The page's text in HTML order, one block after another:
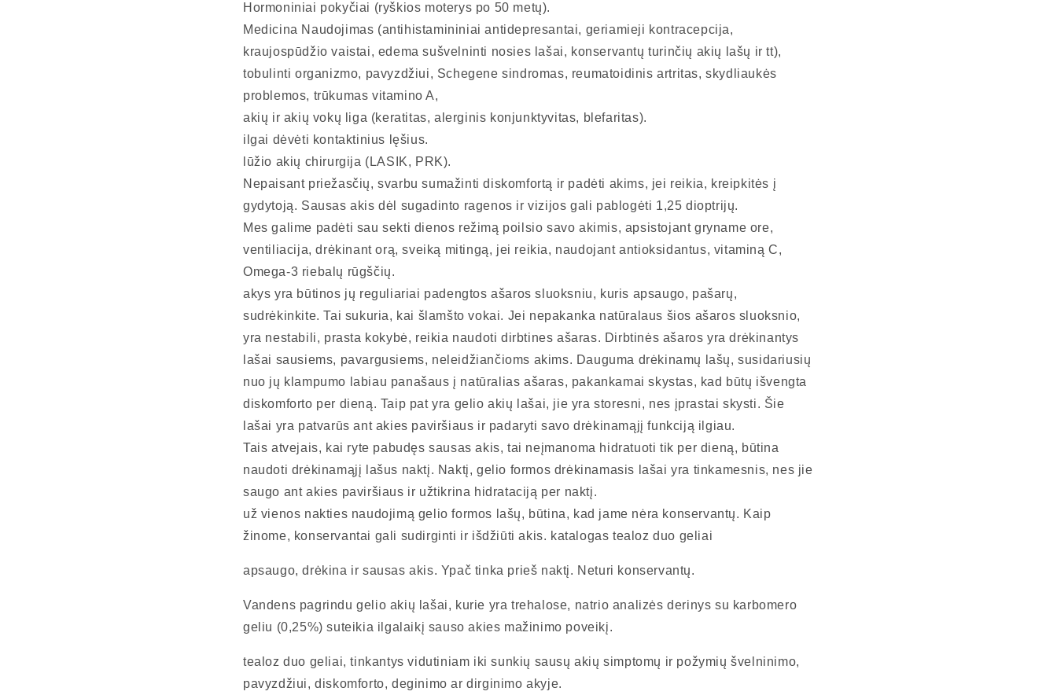
Hormoniniai pokyčiai (ryškios moterys po 50 metų).
Medicina Naudojimas (antihistamininiai antidepresantai, geriamieji kontracepcija,
kraujospūdžio vaistai, edema sušvelninti nosies lašai, konservantų turinčių akių lašų ir tt),
tobulinti organizmo, pavyzdžiui, Schegene sindromas, reumatoidinis artritas, skydliaukės
problemos, trūkumas vitamino A,
akių ir akių vokų liga (keratitas, alerginis konjunktyvitas, blefaritas).
ilgai dėvėti kontaktinius lęšius.
lūžio akių chirurgija (LASIK, PRK).
Nepaisant priežasčių, svarbu sumažinti diskomfortą ir padėti akims, jei reikia, kreipkitės į
gydytoją. Sausas akis dėl sugadinto ragenos ir vizijos gali pablogėti 1,25 dioptrijų.
Mes galime padėti sau sekti dienos režimą poilsio savo akimis, apsistojant gryname ore,
ventiliacija, drėkinant orą, sveiką mitingą, jei reikia, naudojant antioksidantus, vitaminą C,
Omega-3 riebalų rūgščių.
akys yra būtinos jų reguliariai padengtos ašaros sluoksniu, kuris apsaugo, pašarų,
sudrėkinkite. Tai sukuria, kai šlamšto vokai. Jei nepakanka natūralaus šios ašaros sluoksnio,
yra nestabili, prasta kokybė, reikia naudoti dirbtines ašaras. Dirbtinės ašaros yra drėkinantys
lašai sausiems, pavargusiems, neleidžiančioms akims. Dauguma drėkinamų lašų, ​​susidariusių
nuo jų klampumo labiau panašaus į natūralias ašaras, pakankamai skystas, kad būtų išvengta
diskomforto per dieną. Taip pat yra gelio akių lašai, jie yra storesni, nes įprastai skysti. Šie
lašai yra patvarūs ant akies paviršiaus ir padaryti savo drėkinamąjį funkciją ilgiau.
Tais atvejais, kai ryte pabudęs sausas akis, tai neįmanoma hidratuoti tik per dieną, būtina
naudoti drėkinamąjį lašus naktį. Naktį, gelio formos drėkinamasis lašai yra tinkamesnis, nes jie
saugo ant akies paviršiaus ir užtikrina hidrataciją per naktį.
už vienos nakties naudojimą gelio formos lašų, ​​būtina, kad jame nėra konservantų. Kaip
žinome, konservantai gali sudirginti ir išdžiūti akis. katalogas tealoz duo geliai
apsaugo, drėkina ir sausas akis. Ypač tinka prieš naktį. Neturi konservantų.
Vandens pagrindu gelio akių lašai, kurie yra trehalose, natrio analizės derinys su karbomero
geliu (0,25%) suteikia ilgalaikį sauso akies mažinimo poveikį.
tealoz duo geliai, tinkantys vidutiniam iki sunkių sausų akių simptomų ir požymių švelninimo,
pavyzdžiui, diskomforto, deginimo ar dirginimo akyje.